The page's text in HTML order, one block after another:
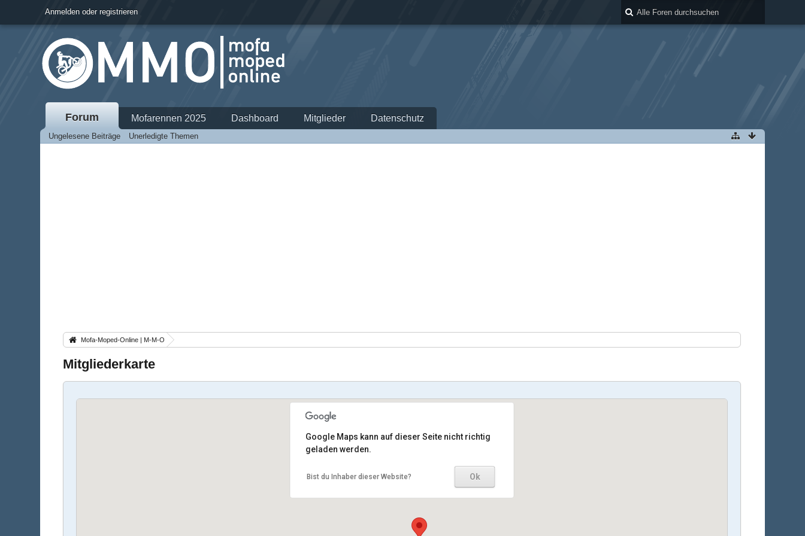
Anmelden oder registrieren
Forum Mofarennen 2025 Dashboard Mitglieder Datenschutz
Ungelesene Beiträge Unerledigte Themen
Mofa-Moped-Online | M-M-O
Mitgliederkarte
Google Maps kann auf dieser Seite nicht richtig
geladen werden.
Bist du Inhaber dieser Website? Ok